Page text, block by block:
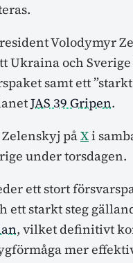
Volodymyr
Ukraina och
samt ett
JAS 39 Gripen.
påXi
under torsdagen.
ett stort
ett starkt steg
, vilket definitivt
mer